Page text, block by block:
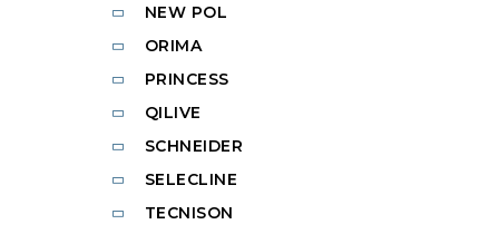
NEW POL
ORIMA
PRINCESS
QILIVE
SCHNEIDER
SELECLINE
TECNISON